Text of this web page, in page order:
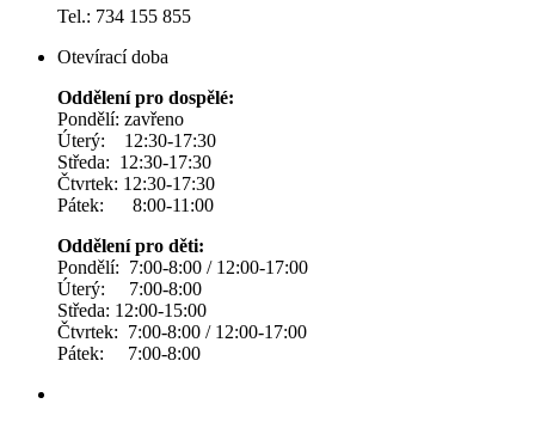
Tel.: 734 155 855
Otevírací doba
Oddělení pro dospělé:
Pondělí: zavřeno
Úterý: 12:30-17:30
Středa: 12:30-17:30
Čtvrtek: 12:30-17:30
Pátek: 8:00-11:00
Oddělení pro děti:
Pondělí: 7:00-8:00 / 12:00-17:00
Úterý: 7:00-8:00
Středa: 12:00-15:00
Čtvrtek: 7:00-8:00 / 12:00-17:00
Pátek: 7:00-8:00